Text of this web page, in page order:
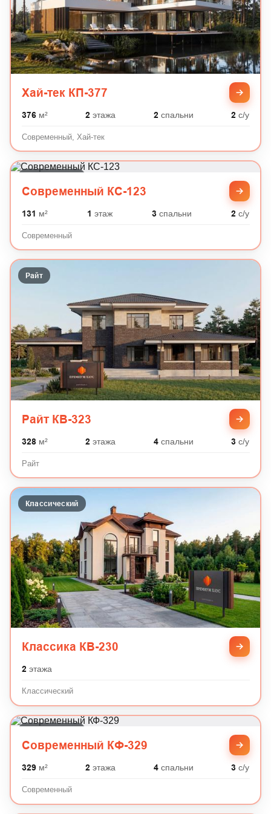
Хай-тек КП-377
376м² 2 этажа 2 спальни 2 с/у
Современный, Хай-тек
Современный КС-123
131 м² 1 этаж 3 спальни 2 с/у
Современный
Райт
Райт КВ-323
328 м² 2 этажа 4спальни 3 с/у
Райт
Классический
Классика КВ-230
2 этажа
Классический
Современный КФ-329
329м² 2 этажа 4спальни 3 с/у
Современный